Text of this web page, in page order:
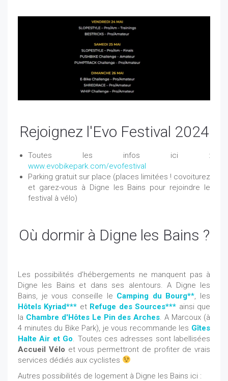
Rejoignez l'Evo Festival 2024
Toutes les infos ici :
www.evobikepark.com/evofestival
Parking gratuit sur place (places limitées ! covoiturez
et garez-vous à Digne les Bains pour rejoindre le
festival à vélo)
Où dormir à Digne les Bains ?
Les possibilités d’hébergements ne manquent pas à
Digne les Bains et dans ses alentours. A Digne les
Bains, je vous conseille le Camping du Bourg**, les
Hôtels Kyriad*** et Refuge des Sources*** ainsi que
la Chambre d'Hôtes Le Pin des Arches. A Marcoux (à
4 minutes du Bike Park), je vous recommande les Gîtes
Halte Air et Go. Toutes ces adresses sont labellisées
Accueil Vélo et vous permettront de profiter de vrais
services dédiés aux cyclistes
Autres possibilités de logement à Digne les Bains ici :